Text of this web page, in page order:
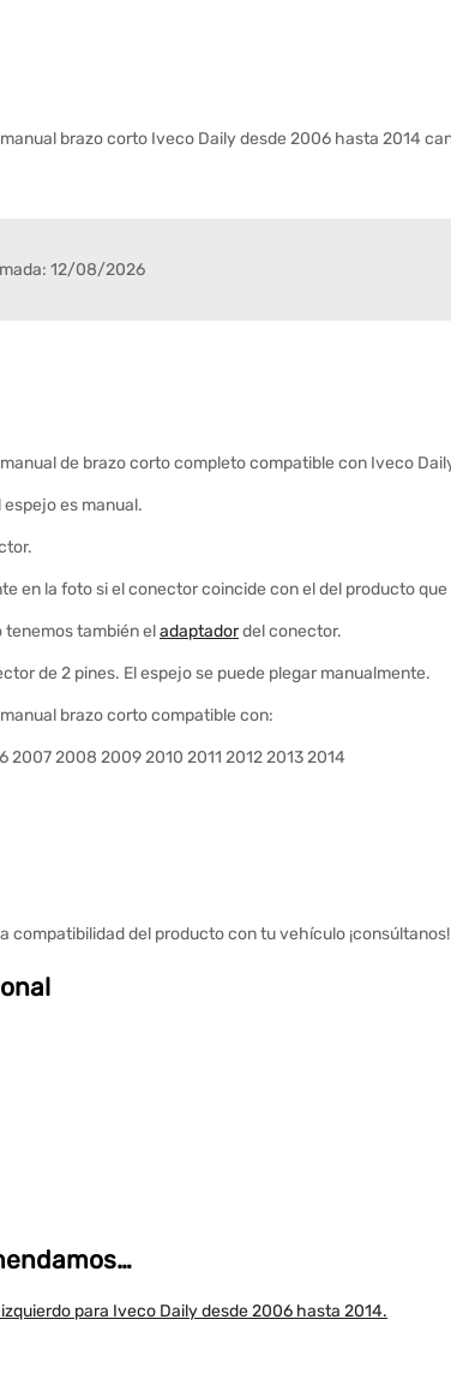
brazo corto Iveco Daily desde 2006 hasta 2014
12/08/2026
de brazo corto completo compatible con Iveco
es manual.
en la foto si el conector coincide con el del producto
también eladaptadordel conector.
de 2 pines. El espejo se puede plegar manualmente.
brazo corto compatible con:
2007 2008 2009 2010 2011 2012 2013 2014
compatibilidad del producto con tu vehículo ¡consúltanos!